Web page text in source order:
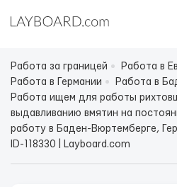
Работа за границей
Работа в
Работа в Германии
Работа в
Работа ищем для работы
выдавливанию вмятин на
работу в Баден-Вюртемберге,
ID-118330 | Layboard.com